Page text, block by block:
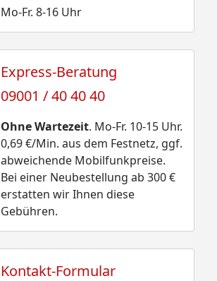
Mo-Fr. 8-16 Uhr
Express-Beratung
09001 / 40 40 40
Ohne Wartezeit. Mo-Fr. 10-15 Uhr.
0,69 €/Min. aus dem Festnetz, ggf.
abweichende Mobilfunkpreise.
Bei einer Neubestellung ab 300 €
erstatten wir Ihnen diese
Gebühren.
Kontakt-Formular